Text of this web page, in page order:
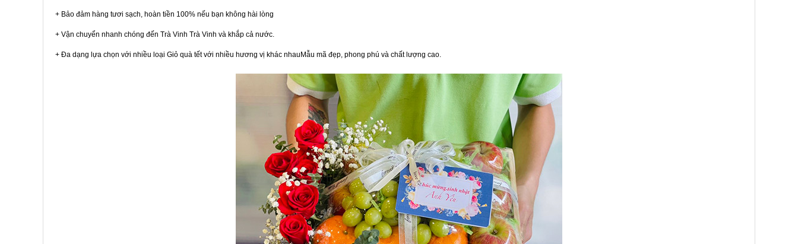
+ Bảo đảm hàng tươi sạch, hoàn tiền 100% nếu bạn không hài lòng
+ Vận chuyển nhanh chóng đến Trà Vinh Trà Vinh và khắp cả nước.
+ Đa dạng lựa chọn với nhiều loại Giỏ quà tết với nhiều hương vị khác nhauMẫu mã đẹp, phong phú và chất lượng cao.